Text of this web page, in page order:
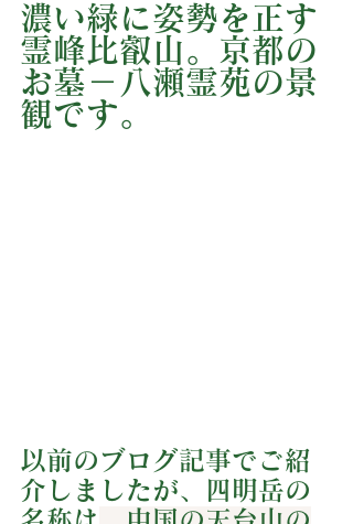
濃い緑に姿勢を正す
霊峰比叡山。京都の
お墓－八瀬霊苑の景
観です。
以前のブログ記事でご紹
介しましたが、四明岳の